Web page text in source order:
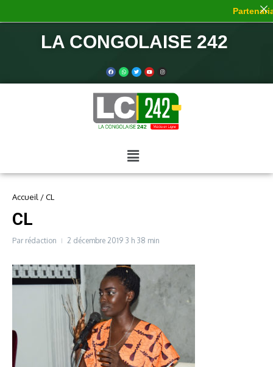
LA CONGOLAISE 242
Accueil /CL
CL
Par rédaction 2 décembre 2019 3 h 38 min